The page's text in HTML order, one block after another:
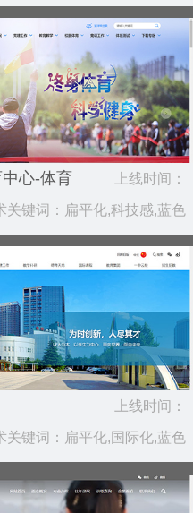
心-体育 上线时间：
2024.12
关键词：扁平化,科技感,蓝色
上线时间：
2022.08
关键词：扁平化,国际化,蓝色